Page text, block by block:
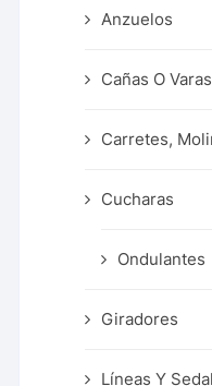
Anzuelos
Cañas O Varas
Carretes,
Cucharas
Ondulantes
Giradores
Líneas Y